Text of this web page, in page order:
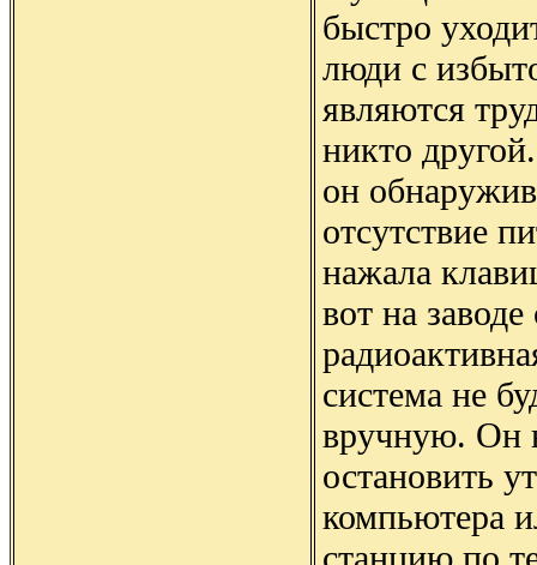
быстро
люди с
являются
никто
он
отсутствие
нажала
вот на заводе
система не
вручную. Он
остановить
компьютера
станцию по